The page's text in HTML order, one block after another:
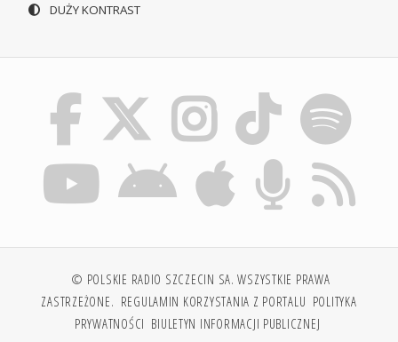
DUŻY KONTRAST
© POLSKIE RADIO SZCZECIN SA. WSZYSTKIE PRAWA
ZASTRZEŻONE. REGULAMIN KORZYSTANIA Z PORTALU POLITYKA
PRYWATNOŚCI BIULETYN INFORMACJI PUBLICZNEJ